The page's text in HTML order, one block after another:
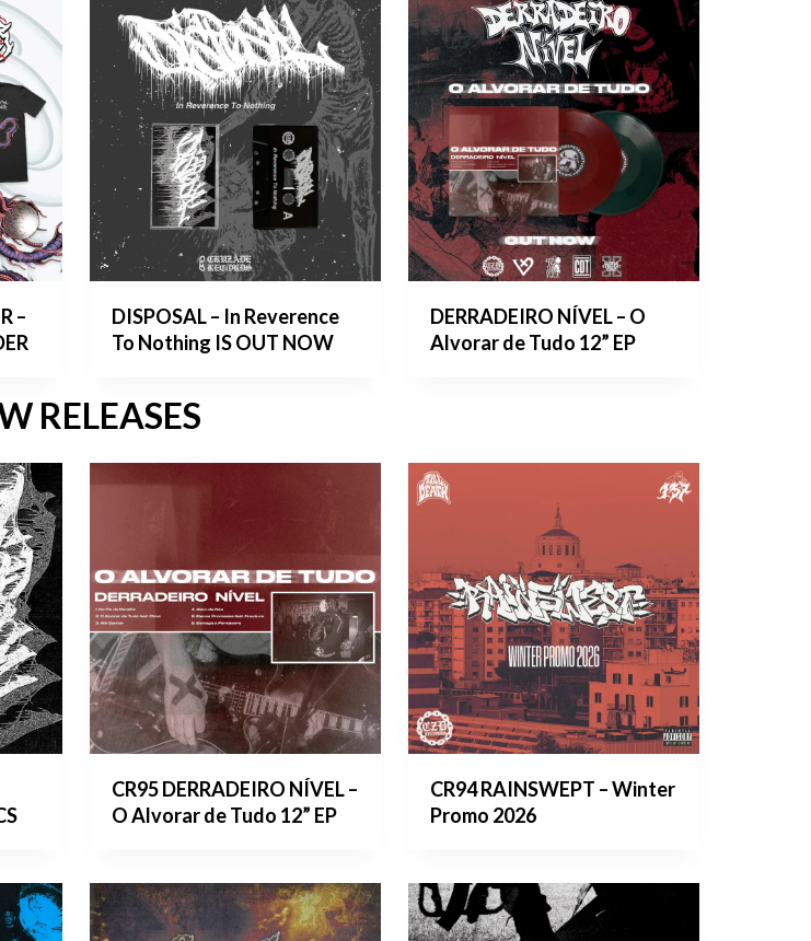
–
DISPOSAL – In Reverence
To Nothing IS OUT NOW
DERRADEIRO NÍVEL – O
Alvorar de Tudo 12” EP
RELEASES
CR95 DERRADEIRO NÍVEL –
O Alvorar de Tudo 12” EP
CR94 RAINSWEPT – Winter
Promo 2026